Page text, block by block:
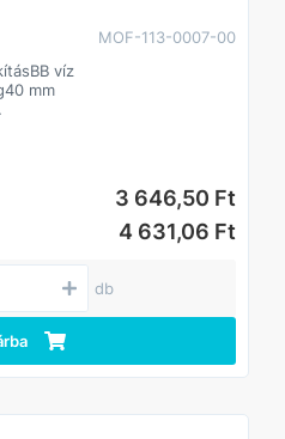
MOF-113-0007-00
víz
mm
3 646,50 Ft
4 631,06 Ft
db